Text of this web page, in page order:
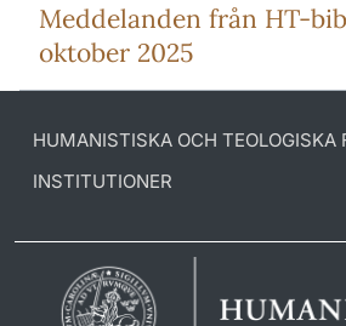
Meddelanden från HT-
oktober 2025
HUMANISTISKA OCH TEOLOGISKA
INSTITUTIONER